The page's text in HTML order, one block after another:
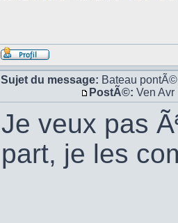
Sujet du message: Bateau
PostÃ©: Ven
Je veux pas
part, je les